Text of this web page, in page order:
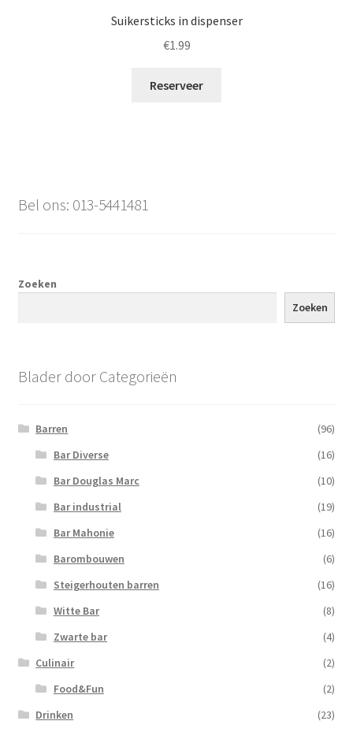
Suikersticks in dispenser
€1.99
Reserveer
Bel ons: 013-5441481
Zoeken
Zoeken
Blader door Categorieën
Barren
(96)
Bar Diverse
(16)
Bar Douglas Marc
(10)
Bar industrial
(19)
Bar Mahonie
(16)
Barombouwen
(6)
Steigerhouten barren
(16)
Witte Bar
(8)
Zwarte bar
(4)
Culinair
(2)
Food&Fun
(2)
Drinken
(23)